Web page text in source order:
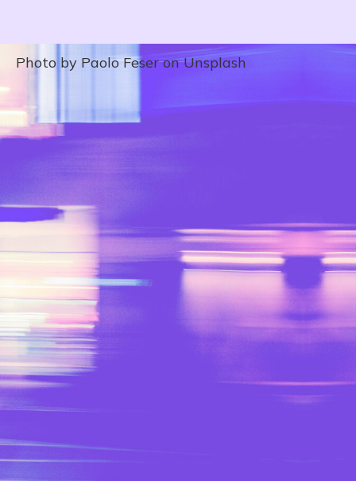
Photo by Paolo Feser on Unsplash